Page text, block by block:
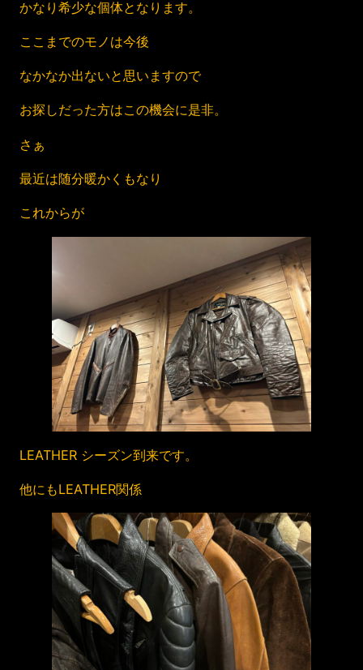
かなり希少な個体となります。
ここまでのモノは今後
なかなか出ないと思いますので
お探しだった方はこの機会に是非。
さぁ
最近は随分暖かくもなり
これからが
LEATHER シーズン到来です。
他にもLEATHER関係